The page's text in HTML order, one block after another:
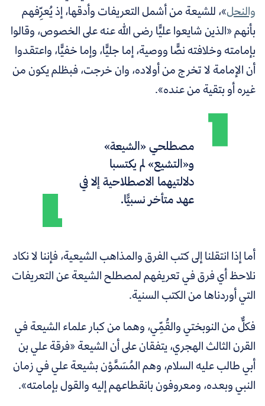
والنحل»، للشيعة من أشمل التعريفات وأدقها، إذ يُعرِّفهم
بأنهم «الذين شايعوا عليًّا رضى الله عنه على الخصوص، وقالوا
بإمامته وخلافته نصًّا ووصية، إما جليًّا، وإما خفيًّا، واعتقدوا
أن الإمامة لا تخرج من أولاده، وان خرجت، فبظلم يكون من
غيره أو بتقية من عنده».
مصطلحي «الشيعة»
و«التشيع» لم يكتسبا
دلالتيهما الاصطلاحية إلا في
عهد متأخر نسبيًّا.
أما إذا انتقلنا إلى كتب الفرق والمذاهب الشيعية، فإننا لا نكاد
نلاحظ أي فرق في تعريفهم لمصطلح الشيعة عن التعريفات
التي أوردناها من الكتب السنية.
فكلٌّ من النوبختي والقُمِّي، وهما من كبار علماء الشيعة في
القرن الثالث الهجري، يتفقان على أن الشيعة «فرقة علي بن
أبي طالب عليه السلام، وهم المُسَمَّوْن بشيعة علي في زمان
النبي وبعده، ومعروفون بانقطاعهم إليه والقول بإمامته».